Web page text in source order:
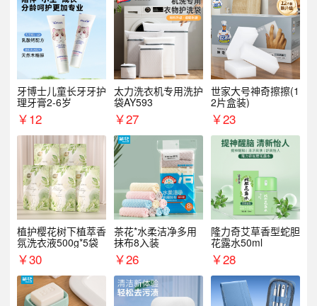
牙博士儿童长牙牙护
理牙膏2-6岁
￥12
太力洗衣机专用洗护
袋AY593
￥27
世家大号神奇擦擦(1
2片盒装)
￥23
植护樱花树下植萃香
氛洗衣液500g*5袋
￥30
茶花*水柔洁净多用
抹布8入装
￥26
隆力奇艾草香型蛇胆
花露水50ml
￥28